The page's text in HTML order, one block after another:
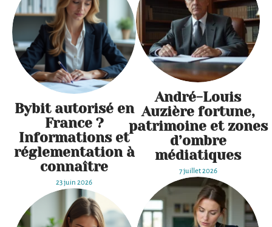
Bybit autorisé en
France ?
Informations et
réglementation à
connaître
23 juin 2026
André-Louis
Auzière fortune,
patrimoine et zones
d’ombre
médiatiques
7 juillet 2026